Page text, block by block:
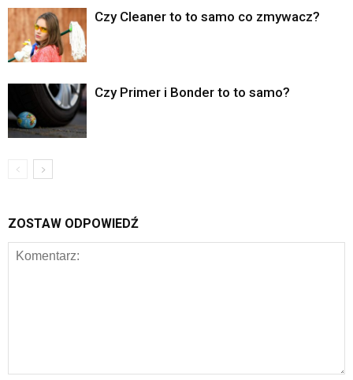
Czy Cleaner to to samo co zmywacz?
Czy Primer i Bonder to to samo?
ZOSTAW ODPOWIEDŹ